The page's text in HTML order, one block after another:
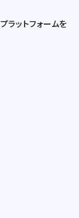
ラットフォームを